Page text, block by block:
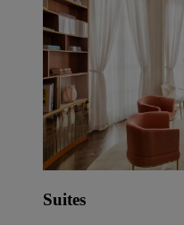
Suites